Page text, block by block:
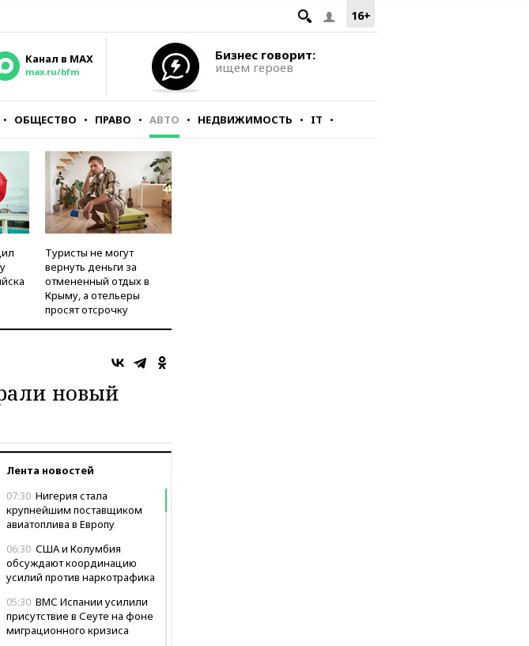
16+
Канал в MAX
max.ru/bfm
Бизнес говорит:
ищем героев
ОБЩЕСТВО ПРАВО АВТО НЕДВИЖИМОСТЬ IT
Туристы не могут
вернуть деньги за
отмененный отдых в
Крыму, а отельеры
просят отсрочку
новый
Лента новостей
07:30 Нигерия стала
крупнейшим поставщиком
авиатоплива в Европу
06:30 США и Колумбия
обсуждают координацию
усилий против наркотрафика
05:30 ВМС Испании усилили
присутствие в Сеуте на фоне
миграционного кризиса